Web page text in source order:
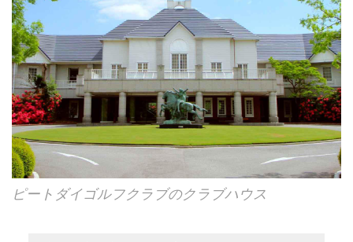
ピートダイゴルフクラブのクラブハウス